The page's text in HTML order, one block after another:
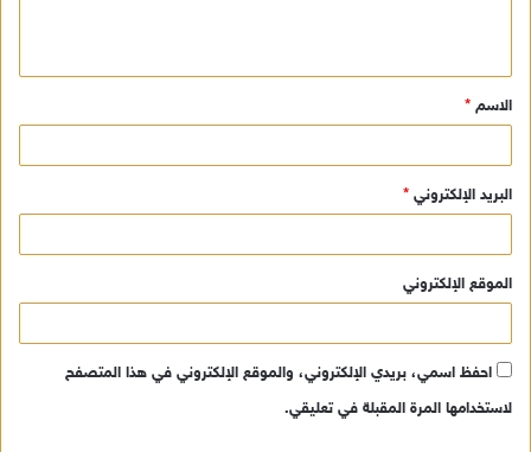
ق
*
الاسم *
البريد الإلكتروني *
الموقع الإلكتروني
احفظ اسمي، بريدي الإلكتروني، والموقع الإلكتروني في هذا المتصفح
لاستخدامها المرة المقبلة في تعليقي.